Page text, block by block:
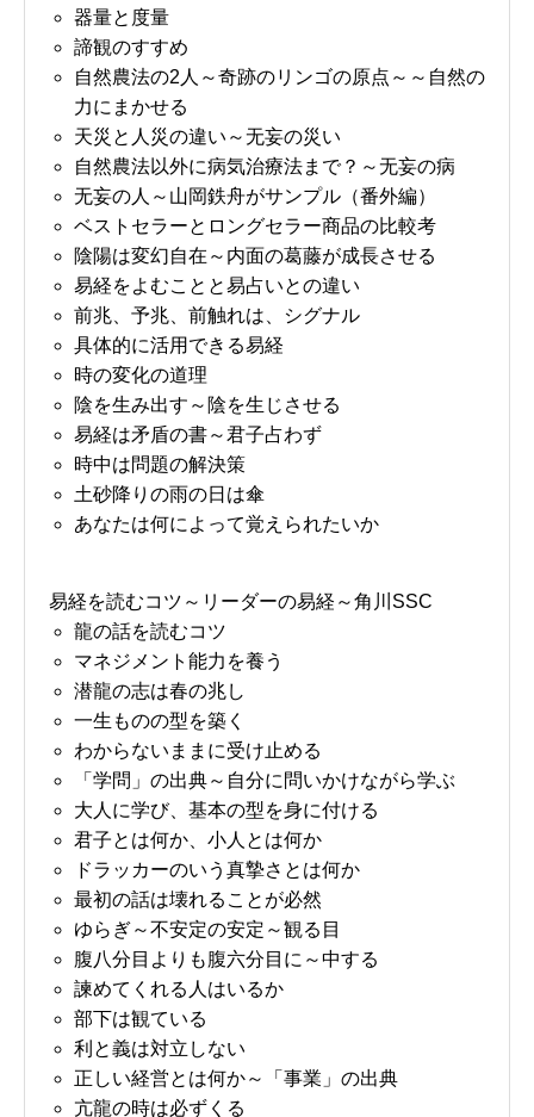
器量と度量
諦観のすすめ
自然農法の2人～奇跡のリンゴの原点～～自然の
力にまかせる
天災と人災の違い～无妄の災い
自然農法以外に病気治療法まで？～无妄の病
无妄の人～山岡鉄舟がサンプル（番外編）
ベストセラーとロングセラー商品の比較考
陰陽は変幻自在～内面の葛藤が成長させる
易経をよむことと易占いとの違い
前兆、予兆、前触れは、シグナル
具体的に活用できる易経
時の変化の道理
陰を生み出す～陰を生じさせる
易経は矛盾の書～君子占わず
時中は問題の解決策
土砂降りの雨の日は傘
あなたは何によって覚えられたいか
易経を読むコツ～リーダーの易経～角川SSC
龍の話を読むコツ
マネジメント能力を養う
潜龍の志は春の兆し
一生ものの型を築く
わからないままに受け止める
「学問」の出典～自分に問いかけながら学ぶ
大人に学び、基本の型を身に付ける
君子とは何か、小人とは何か
ドラッカーのいう真摯さとは何か
最初の話は壊れることが必然
ゆらぎ～不安定の安定～観る目
腹八分目よりも腹六分目に～中する
諫めてくれる人はいるか
部下は観ている
利と義は対立しない
正しい経営とは何か～「事業」の出典
亢龍の時は必ずくる
お問い合わせ 講演会・セミナー情報